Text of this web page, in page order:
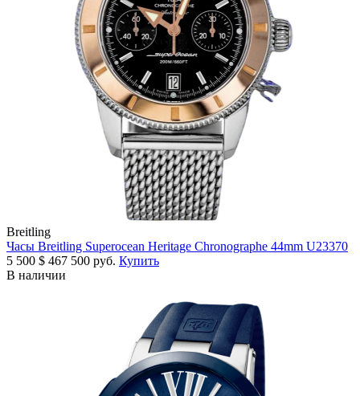
Breitling
Часы Breitling Superocean Heritage Chronographe 44mm U23370
5 500 $ 467 500 руб. Купить
В наличии